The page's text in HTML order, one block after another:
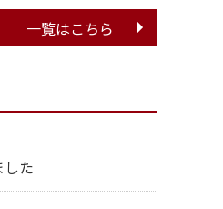
一覧はこちら
た